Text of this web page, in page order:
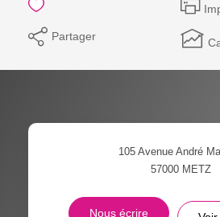
Partager
105 Avenue André
57000 METZ
Nous écrire